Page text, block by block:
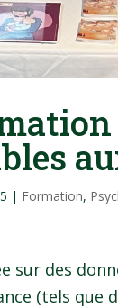
| Formation,
sur des
(tels que